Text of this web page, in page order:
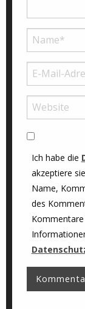
Ich habe die
akzeptiere
Name,
des